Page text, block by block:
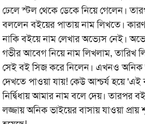
ঢেলে স্টল থেকে ডেকে নিয়ে গেলেন।
বললেন বইয়ের পাতায় নাম লিখতে।
নাকি বইয়ে নাম লেখার অভ্যেস নেই।
গভীর আবেগ নিয়ে নাম লিখলাম, তারিখ
সেই বই সিজ করে নিলেন। এখনও অনিক
দেখতে পাওয়া যায়! কেউ আশ্চর্য হয়ে
নির্দ্বিধায় আমার নাম বলে দেয়। তারপর
লজ্জায় অনিক ভাইয়ের বাসায় যাওয়া